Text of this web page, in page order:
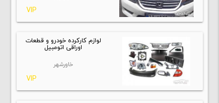
VIP
لوازم کارکرده خودرو و قطعات
اوراقی اتومبیل
خاورشهر
VIP